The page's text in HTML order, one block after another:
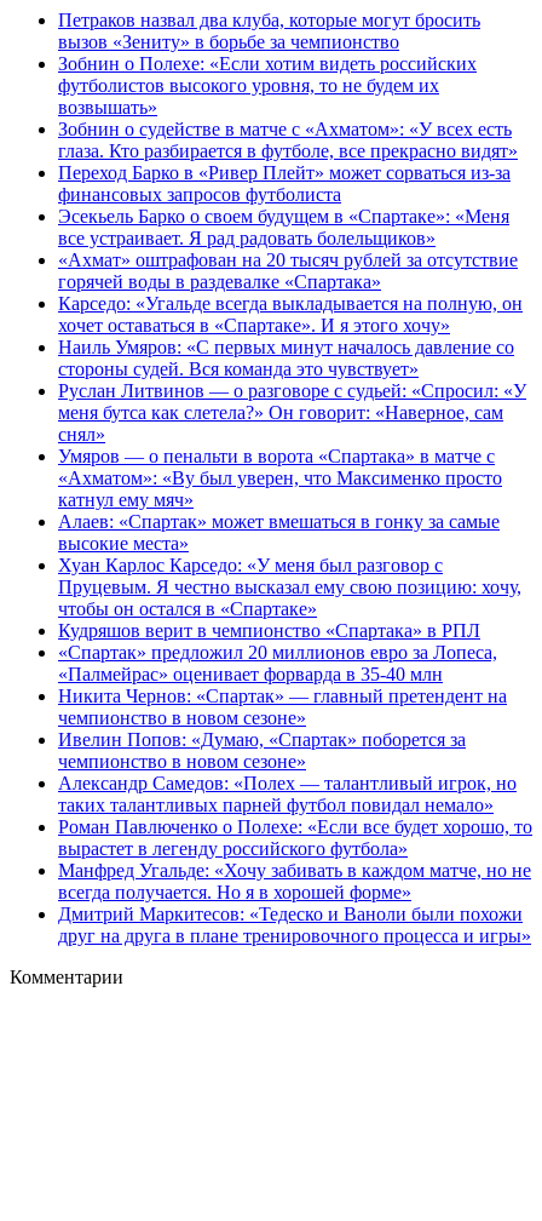
Петраков назвал два клуба, которые могут бросить
вызов «Зениту» в борьбе за чемпионство
Зобнин о Полехе: «Если хотим видеть российских
футболистов высокого уровня, то не будем их
возвышать»
Зобнин о судействе в матче с «Ахматом»: «У всех есть
глаза. Кто разбирается в футболе, все прекрасно видят»
Переход Барко в «Ривер Плейт» может сорваться из‑за
финансовых запросов футболиста
Эсекьель Барко о своем будущем в «Спартаке»: «Меня
все устраивает. Я рад радовать болельщиков»
«Ахмат» оштрафован на 20 тысяч рублей за отсутствие
горячей воды в раздевалке «Спартака»
Карседо: «Угальде всегда выкладывается на полную, он
хочет оставаться в «Спартаке». И я этого хочу»
Наиль Умяров: «С первых минут началось давление со
стороны судей. Вся команда это чувствует»
Руслан Литвинов — о разговоре с судьей: «Спросил: «У
меня бутса как слетела?» Он говорит: «Наверное, сам
снял»
Умяров — о пенальти в ворота «Спартака» в матче с
«Ахматом»: «Ву был уверен, что Максименко просто
катнул ему мяч»
Алаев: «Спартак» может вмешаться в гонку за самые
высокие места»
Хуан Карлос Карседо: «У меня был разговор с
Пруцевым. Я честно высказал ему свою позицию: хочу,
чтобы он остался в «Спартаке»
Кудряшов верит в чемпионство «Спартака» в РПЛ
«Спартак» предложил 20 миллионов евро за Лопеса,
«Палмейрас» оценивает форварда в 35-40 млн
Никита Чернов: «Спартак» — главный претендент на
чемпионство в новом сезоне»
Ивелин Попов: «Думаю, «Спартак» поборется за
чемпионство в новом сезоне»
Александр Самедов: «Полех — талантливый игрок, но
таких талантливых парней футбол повидал немало»
Роман Павлюченко о Полехе: «Если все будет хорошо, то
вырастет в легенду российского футбола»
Манфред Угальде: «Хочу забивать в каждом матче, но не
всегда получается. Но я в хорошей форме»
Дмитрий Маркитесов: «Тедеско и Ваноли были похожи
друг на друга в плане тренировочного процесса и игры»
Комментарии